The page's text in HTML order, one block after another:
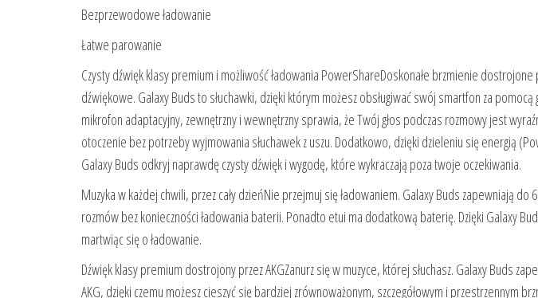
Bezprzewodowe ładowanie
Łatwe parowanie
Czysty dźwięk klasy premium i możliwość ładowania PowerShareDoskonałe brzmienie dostrojone
dźwiękowe. Galaxy Buds to słuchawki, dzięki którym możesz obsługiwać swój smartfon za
mikrofon adaptacyjny, zewnętrzny i wewnętrzny sprawia, że Twój głos podczas rozmowy jest
otoczenie bez potrzeby wyjmowania słuchawek z uszu. Dodatkowo, dzięki dzieleniu się energią
Galaxy Buds odkryj naprawdę czysty dźwięk i wygodę, które wykraczają poza twoje oczekiwania.
Muzyka w każdej chwili, przez cały dzieńNie przejmuj się ładowaniem. Galaxy Buds zapewniają do
rozmów bez konieczności ładowania baterii. Ponadto etui ma dodatkową baterię. Dzięki Galaxy
martwiąc się o ładowanie.
Dźwięk klasy premium dostrojony przez AKGZanurz się w muzyce, której słuchasz. Galaxy Buds
AKG, dzięki czemu możesz cieszyć się bardziej zrównoważonym, szczegółowym i przestrzennym